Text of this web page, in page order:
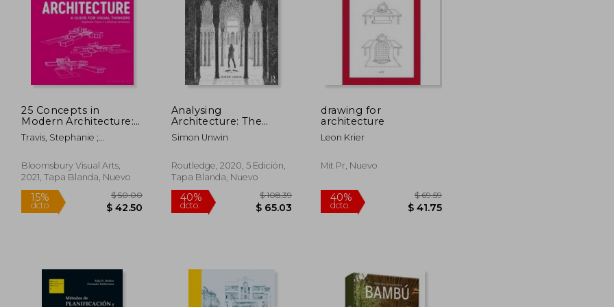
$ 211.39 45%
dcto.
$ 90.19
$ 49.60
45% $ 29.85
$ 16.42
25 Concepts in
Modern Architecture:
A Guide for Visual
Thinkers (en Inglés)
Travis, Stephanie ;
Bloomsbury Visual Arts,
2021, Tapa Blanda, Nuevo
Analysing
Architecture: The
Universal Language of
Place-Making
Architecture Nots) (en
Inglés)
Simon Unwin
Routledge, 2020, 5 Edición,
Tapa Blanda, Nuevo
drawing for
architecture
Leon Krier
Mit Pr, Nuevo